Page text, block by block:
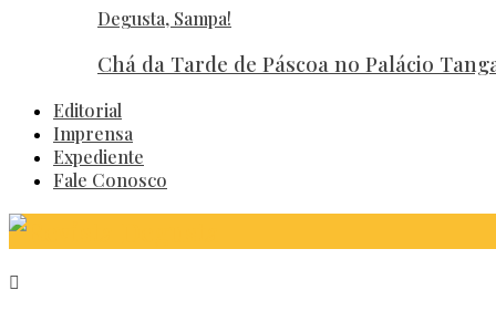
Degusta, Sampa!
Chá da Tarde de Páscoa no Palácio
Editorial
Imprensa
Expediente
Fale Conosco